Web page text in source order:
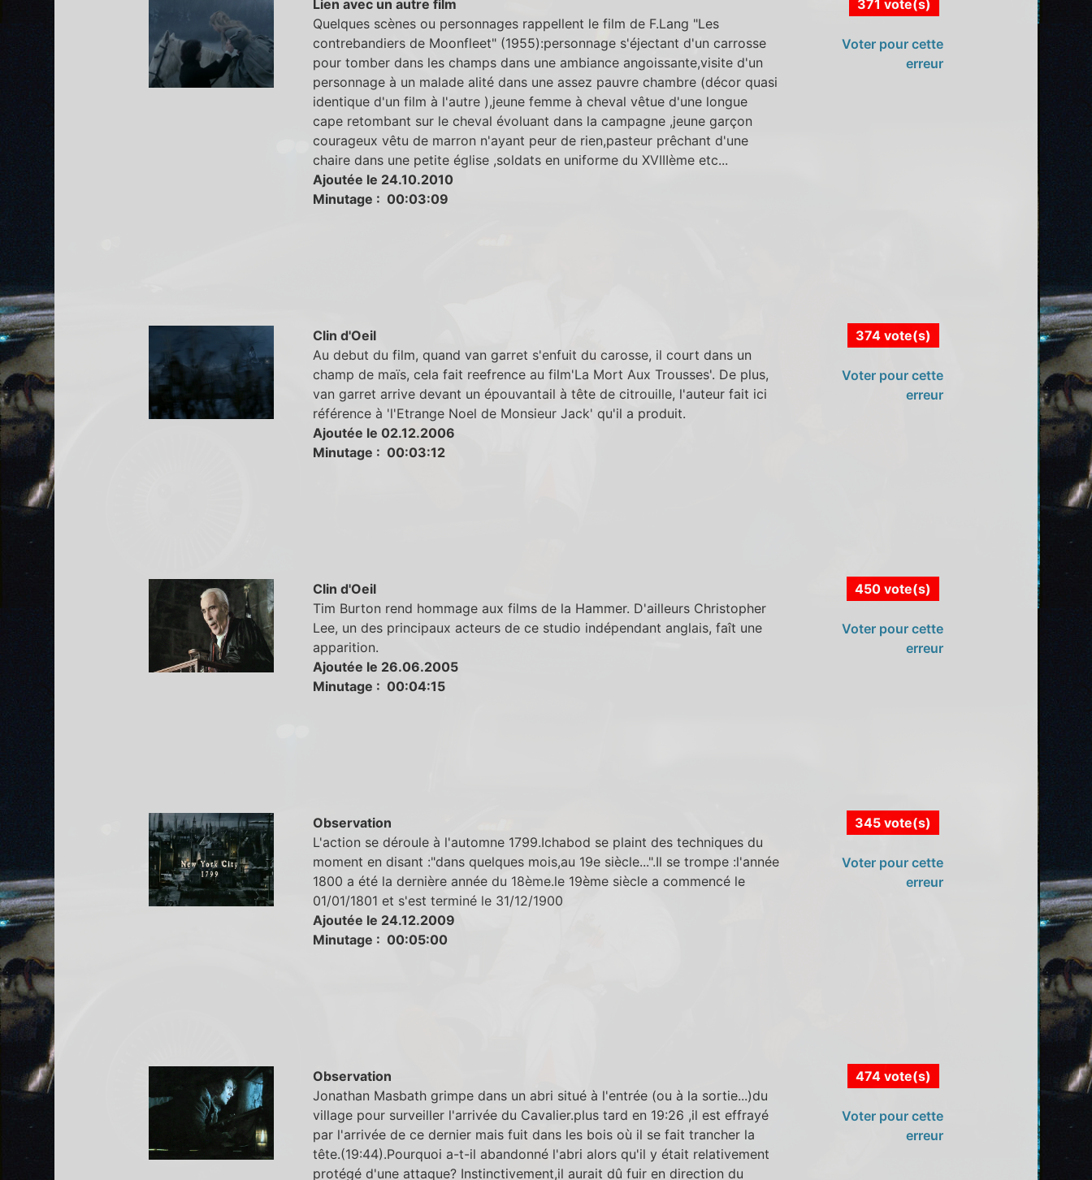
Lien avec un autre film
Quelques scènes ou personnages rappellent le film de F.Lang "Les
contrebandiers de Moonfleet" (1955):personnage s'éjectant d'un carrosse
pour tomber dans les champs dans une ambiance angoissante,visite d'un
personnage à un malade alité dans une assez pauvre chambre (décor quasi
identique d'un film à l'autre ),jeune femme à cheval vêtue d'une longue
cape retombant sur le cheval évoluant dans la campagne ,jeune garçon
courageux vêtu de marron n'ayant peur de rien,pasteur prêchant d'une
chaire dans une petite église ,soldats en uniforme du XVIIIème etc...
Ajoutée le 24.10.2010
Minutage : 00:03:09
371 vote(s)
Voter pour cette
erreur
Clin d'Oeil
Au debut du film, quand van garret s'enfuit du carosse, il court dans un
champ de maïs, cela fait reefrence au film'La Mort Aux Trousses'. De plus,
van garret arrive devant un épouvantail à tête de citrouille, l'auteur fait ici
référence à 'l'Etrange Noel de Monsieur Jack' qu'il a produit.
Ajoutée le 02.12.2006
Minutage : 00:03:12
374 vote(s)
Voter pour cette
erreur
Clin d'Oeil
Tim Burton rend hommage aux films de la Hammer. D'ailleurs Christopher
Lee, un des principaux acteurs de ce studio indépendant anglais, faît une
apparition.
Ajoutée le 26.06.2005
Minutage : 00:04:15
450 vote(s)
Voter pour cette
erreur
Observation
L'action se déroule à l'automne 1799.Ichabod se plaint des techniques du
moment en disant :"dans quelques mois,au 19e siècle...".Il se trompe :l'année
1800 a été la dernière année du 18ème.le 19ème siècle a commencé le
01/01/1801 et s'est terminé le 31/12/1900
Ajoutée le 24.12.2009
Minutage : 00:05:00
345 vote(s)
Voter pour cette
erreur
Observation
Jonathan Masbath grimpe dans un abri situé à l'entrée (ou à la sortie...)du
village pour surveiller l'arrivée du Cavalier.plus tard en 19:26 ,il est effrayé
par l'arrivée de ce dernier mais fuit dans les bois où il se fait trancher la
tête.(19:44).Pourquoi a-t-il abandonné l'abri alors qu'il y était relativement
protégé d'une attaque? Instinctivement,il aurait dû fuir en direction du
474 vote(s)
Voter pour cette
erreur